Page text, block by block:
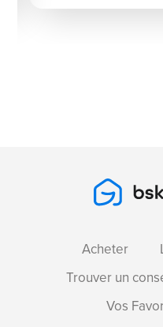
Acheter
Trouver un
Vos